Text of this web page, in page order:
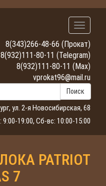
8(343)266-48-66 (Прокат)
8(932)111-80-11 (Telegram)
8(932)111-80-11 (Max)
vprokat96@mail.ru
Поиск
ул. 2-я Новосибирская, 68
9:00-19:00, Сб-вс: 10:00-15:00
PATRIOT
7